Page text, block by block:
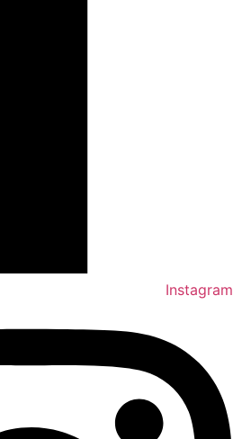
Instagram